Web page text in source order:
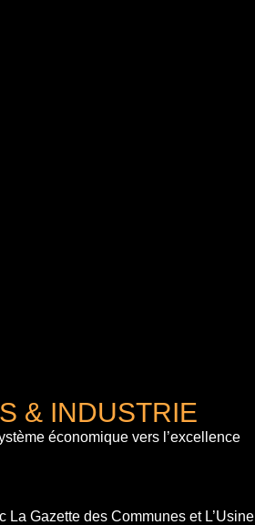
& INDUSTRIE
économique vers l’excellence
La Gazette des Communes et L’Usine